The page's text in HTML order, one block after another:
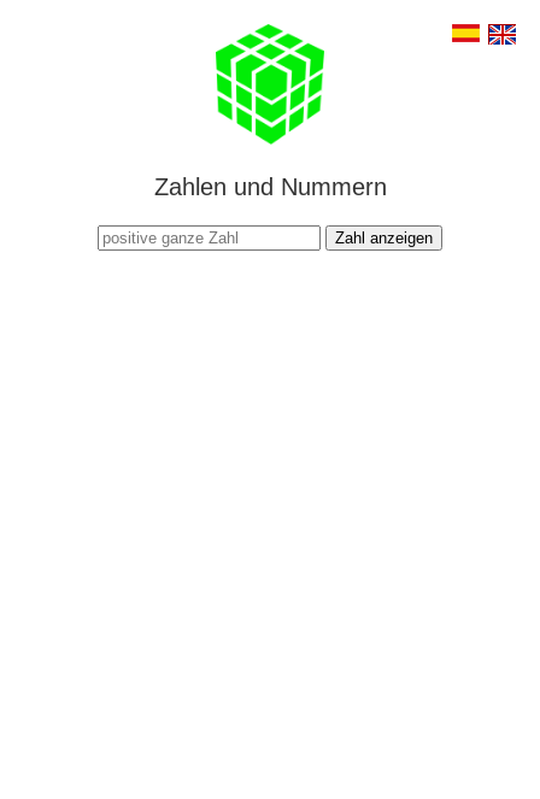
Zahlen und Nummern
Zahl anzeigen